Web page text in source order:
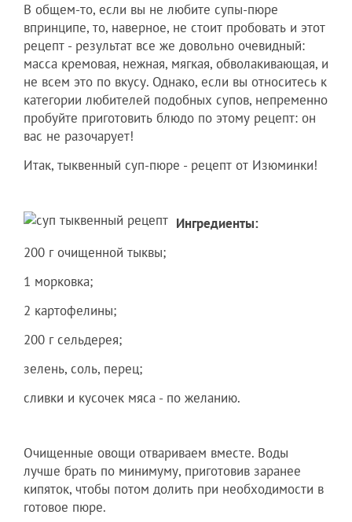
В общем-то, если вы не любите супы-пюре
впринципе, то, наверное, не стоит пробовать и этот
рецепт - результат все же довольно очевидный:
масса кремовая, нежная, мягкая, обволакивающая, и
не всем это по вкусу. Однако, если вы относитесь к
категории любителей подобных супов, непременно
пробуйте приготовить блюдо по этому рецепт: он
вас не разочарует!
Итак, тыквенный суп-пюре - рецепт от Изюминки!
Ингредиенты:
200 г очищенной тыквы;
1 морковка;
2 картофелины;
200 г сельдерея;
зелень, соль, перец;
сливки и кусочек мяса - по желанию.
Очищенные овощи отвариваем вместе. Воды
лучше брать по минимуму, приготовив заранее
кипяток, чтобы потом долить при необходимости в
готовое пюре.